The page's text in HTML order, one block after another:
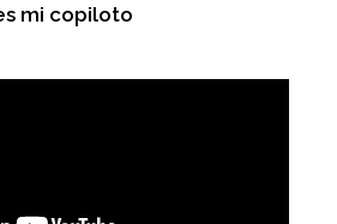
mi copiloto